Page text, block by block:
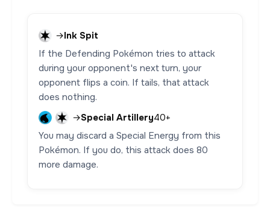
→Ink Spit
If the Defending Pokémon tries to attack
during your opponent's next turn, your
opponent flips a coin. If tails, that attack
does nothing.
→Special Artillery40+
You may discard a Special Energy from this
Pokémon. If you do, this attack does 80
more damage.